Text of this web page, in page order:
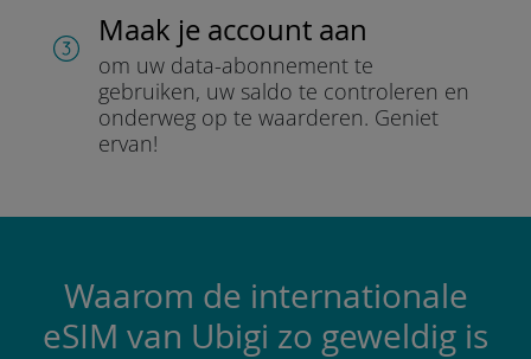
Maak je account aan
om uw data-abonnement te
gebruiken, uw saldo te controleren en
onderweg op te waarderen. Geniet
ervan!
Waarom de internationale
eSIM van Ubigi zo geweldig is